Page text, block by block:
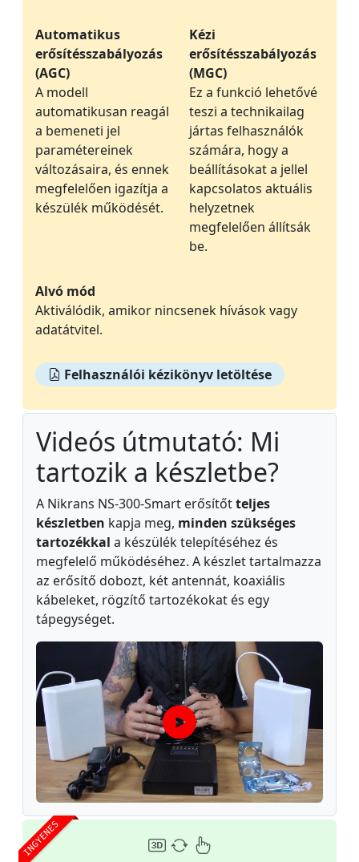
Automatikus
erősítésszabályozás
(AGC)
A modell
automatikusan reagál
a bemeneti jel
paramétereinek
változásaira, és ennek
megfelelően igazítja a
készülék működését.
Kézi
erősítésszabályozás
(MGC)
Ez a funkció lehetővé
teszi a technikailag
jártas felhasználók
számára, hogy a
beállításokat a jellel
kapcsolatos aktuális
helyzetnek
megfelelően állítsák
be.
Alvó mód
Aktiválódik, amikor nincsenek hívások vagy
adatátvitel.
Felhasználói kézikönyv letöltése
Videós útmutató: Mi
tartozik a készletbe?
A Nikrans NS-300-Smart erősítőtteljes
készletben kapja meg, minden szükséges
tartozékkal a készülék telepítéséhez és
megfelelő működéséhez. A készlet tartalmazza
az erősítő dobozt, két antennát, koaxiális
kábeleket, rögzítő tartozékokat és egy
tápegységet.
INGYENES